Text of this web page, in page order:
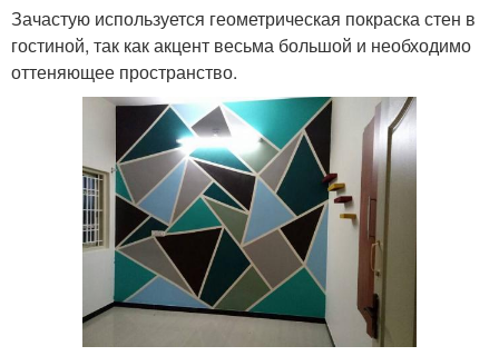
Зачастую используется геометрическая покраска стен в
гостиной, так как акцент весьма большой и необходимо
оттеняющее пространство.